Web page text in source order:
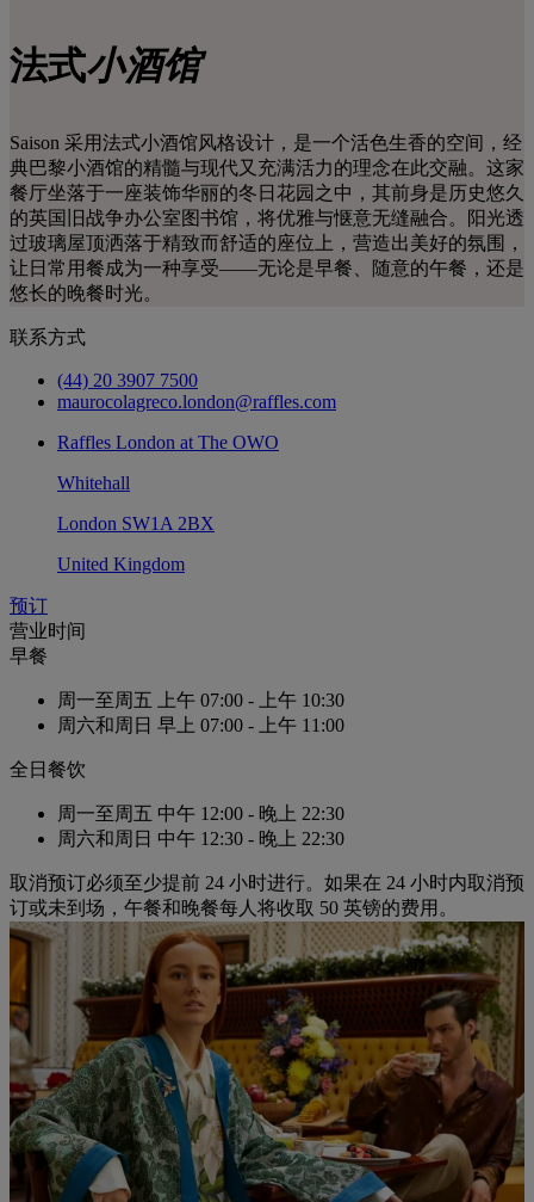
法式小酒馆
Saison 采用法式小酒馆风格设计，是一个活色生香的空间，经
典巴黎小酒馆的精髓与现代又充满活力的理念在此交融。这家
餐厅坐落于一座装饰华丽的冬日花园之中，其前身是历史悠久
的英国旧战争办公室图书馆，将优雅与惬意无缝融合。阳光透
过玻璃屋顶洒落于精致而舒适的座位上，营造出美好的氛围，
让日常用餐成为一种享受——无论是早餐、随意的午餐，还是
悠长的晚餐时光。
联系方式
(44) 20 3907 7500
maurocolagreco.london@raffles.com
Raffles London at The OWO
Whitehall
London SW1A 2BX
United Kingdom
预订
营业时间
早餐
周一至周五
上午 07:00 - 上午 10:30
周六和周日 早上 07:00 - 上午 11:00
全日餐饮
周一至周五 中午 12:00 - 晚上 22:30
周六和周日 中午 12:30 - 晚上 22:30
取消预订必须至少提前 24 小时进行。如果在 24 小时内取消预
订或未到场，午餐和晚餐每人将收取 50 英镑的费用。